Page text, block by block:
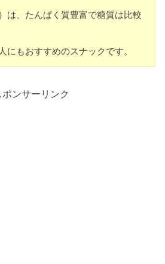
は、たんぱく質豊富で糖質は比較
にもおすすめのスナックです。
ポンサーリンク